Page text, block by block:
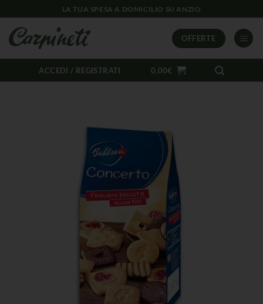
LA TUA SPESA A DOMICILIO SU ANZIO
OFFERTE
ACCEDI / REGISTRATI 0,00€